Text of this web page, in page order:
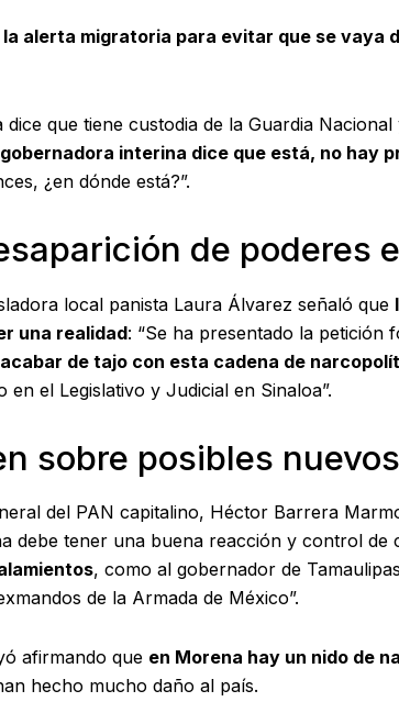
la alerta migratoria para evitar que se vaya
dice que tiene custodia de la Guardia
interina dice que está, no hay
¿en dónde está?”.
de poderes
local panista Laura Álvarez señaló que
una realidad: “Se ha presentado la petición
acabar de tajo con esta cadena de
en el Legislativo y Judicial en Sinaloa”.
sobre posibles
del PAN capitalino, Héctor Barrera
debe tener una buena reacción y control de
, como al gobernador de
de la Armada de México”.
afirmando que en Morena hay un nido de
hecho mucho daño al país.